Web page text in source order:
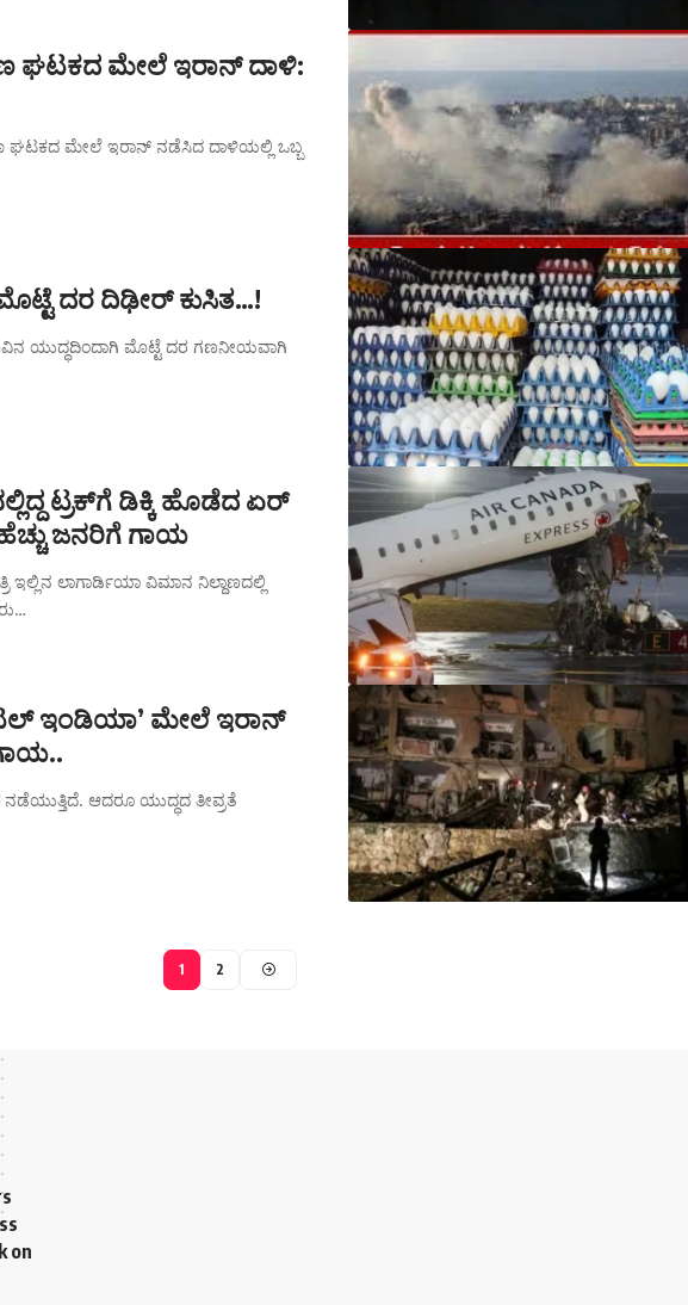
ಘಟಕದ ಮೇಲೆ ಇರಾನ್ ದಾಳಿ:
ಘಟಕದ ಮೇಲೆ ಇರಾನ್ ನಡೆಸಿದ ದಾಳಿಯಲ್ಲಿ ಒಬ್ಬ
ದರ ದಿಢೀರ್‌ ಕುಸಿತ…!
ಯುದ್ಧದಿಂದಾಗಿ ಮೊಟ್ಟೆ ದರ ಗಣನೀಯವಾಗಿ
ಟ್ರಕ್​ಗೆ ಡಿಕ್ಕಿ ಹೊಡೆದ ಏರ್
ಜನರಿಗೆ ಗಾಯ
ಇಲ್ಲಿನ ಲಾಗಾರ್ಡಿಯಾ ವಿಮಾನ ನಿಲ್ದಾಣದಲ್ಲಿ
ಇಂಡಿಯಾ’ ಮೇಲೆ ಇರಾನ್‌
ಆದರೂ ಯುದ್ಧದ ತೀವ್ರತೆ
1 2
on